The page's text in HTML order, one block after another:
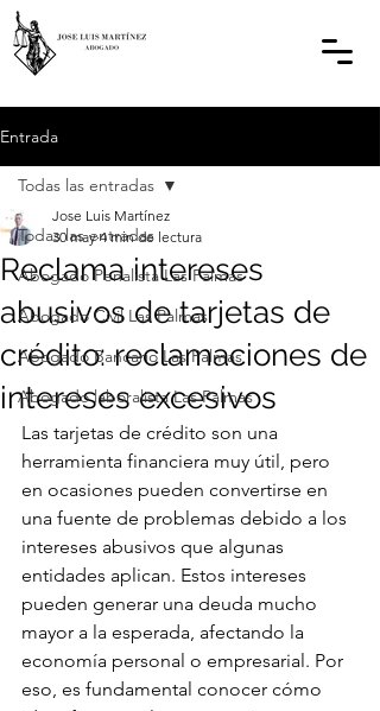
Entrada
Todas las entradas
Abogado Penalista Las Palmas
Abogado Civil Las Palmas
Abogado Bancario Las Palmas
Abogado laboralista Las Palmas
Todas las entradas
Reclama intereses
abusivos de tarjetas de
crédito: reclamaciones de
intereses excesivos
Jose Luis Martínez
30 may 4 min de lectura
Las tarjetas de crédito son una
herramienta financiera muy útil, pero
en ocasiones pueden convertirse en
una fuente de problemas debido a los
intereses abusivos que algunas
entidades aplican. Estos intereses
pueden generar una deuda mucho
mayor a la esperada, afectando la
economía personal o empresarial. Por
eso, es fundamental conocer cómo